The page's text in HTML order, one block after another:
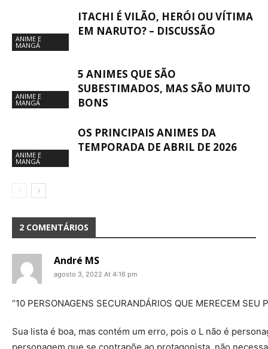
ANIME E
MANGÁ
ITACHI É VILÃO, HERÓI OU VÍTIMA
EM NARUTO? – DISCUSSÃO
ANIME E
MANGÁ
5 ANIMES QUE SÃO
SUBESTIMADOS, MAS SÃO MUITO
BONS
ANIME E
MANGÁ
OS PRINCIPAIS ANIMES DA
TEMPORADA DE ABRIL DE 2026
2 COMENTÁRIOS
André MS
agosto 3, 2022 At 4:16 pm
“10 PERSONAGENS SECURANDÁRIOS QUE MERECEM SEU
Sua lista é boa, mas contém um erro, pois o L não é